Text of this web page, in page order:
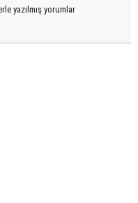
yazılmış yorumlar